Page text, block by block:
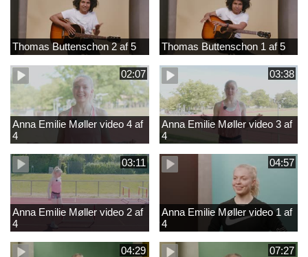
Thomas Buttenschon 2 af 5 Thomas Buttenschon 1 af 5
02:07
Anna Emilie Møller video 4 af
4
03:38
Anna Emilie Møller video 3 af
4
03:11
Anna Emilie Møller video 2 af
4
04:57
Anna Emilie Møller video 1 af
4
04:29 07:27